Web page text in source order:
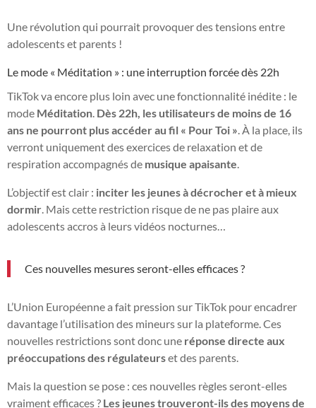
Une révolution qui pourrait provoquer des tensions entre
adolescents et parents !
Le mode « Méditation » : une interruption forcée dès 22h
TikTok va encore plus loin avec une fonctionnalité inédite : le
mode Méditation Dès 22h, les utilisateurs de moins de 16
ans ne pourront plus accéder au fil « Pour Toi » . À la place, ils
verront uniquement des exercices de relaxation et de
respiration accompagnés de musique apaisante
L’objectif est clair : inciter les jeunes à décrocher et à mieux
dormir . Mais cette restriction risque de ne pas plaire aux
adolescents accros à leurs vidéos nocturnes…
Ces nouvelles mesures seront-elles efficaces ?
L’Union Européenne a fait pression sur TikTok pour encadrer
davantage l’utilisation des mineurs sur la plateforme. Ces
nouvelles restrictions sont donc une réponse directe aux
préoccupations des régulateurset des parents.
Mais la question se pose : ces nouvelles règles seront-elles
vraiment efficaces ? Les jeunes trouveront-ils des moyens de